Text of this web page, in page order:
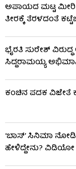
ಅಪಾಯದ ಮಟ್ಟ ಮೀರಿ
ತೀರಕ್ಕೆ ತೆರಳದಂತೆ
ಭೈರತಿ ಸುರೇಶ್
ಸಿದ್ದರಾಮಯ್ಯ
ಕಂಚಿನ ಪದಕ ವಿಜೇತೆ
‘ಬಾಸ್’ ಸಿನಿಮಾ
ಹೇಳಿದ್ದೇನು? ವಿಡಿಯೋ